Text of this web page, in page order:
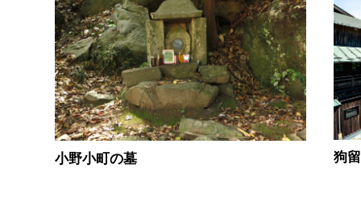
小野小町の墓 狗